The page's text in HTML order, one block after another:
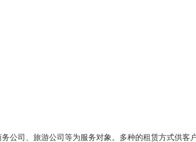
公司、旅游公司等为服务对象。多种的租赁方式供客